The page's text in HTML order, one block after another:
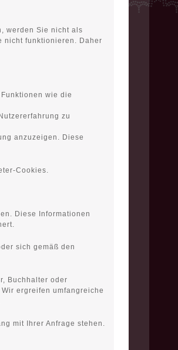
werden Sie nicht als
nicht funktionieren. Daher
wie die
zu
anzuzeigen. Diese
Cookies.
Diese Informationen
sich gemäß den
Buchhalter oder
ergreifen umfangreiche
mit Ihrer Anfrage stehen.